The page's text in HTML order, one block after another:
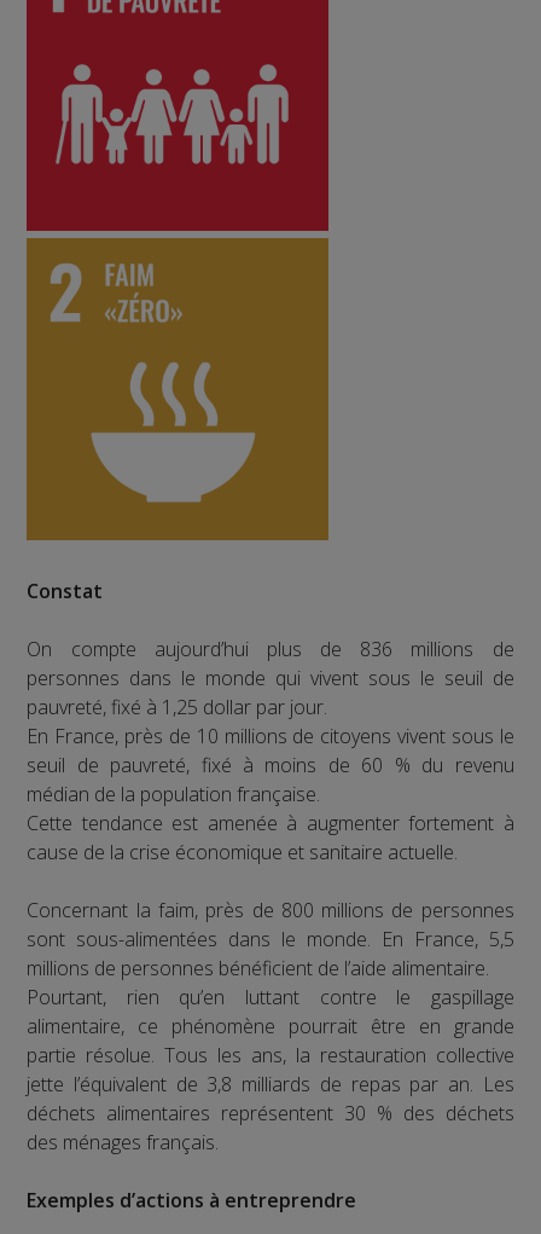
Constat
On compte aujourd’hui plus de 836 millions de
personnes dans le monde qui vivent sous le seuil de
pauvreté, fixé à 1,25 dollar par jour.
En France, près de 10 millions de citoyens vivent sous le
seuil de pauvreté, fixé à moins de 60 % du revenu
médian de la population française.
Cette tendance est amenée à augmenter fortement à
cause de la crise économique et sanitaire actuelle.
Concernant la faim, près de 800 millions de personnes
sont sous-alimentées dans le monde. En France, 5,5
millions de personnes bénéficient de l’aide alimentaire.
Pourtant, rien qu’en luttant contre le gaspillage
alimentaire, ce phénomène pourrait être en grande
partie résolue. Tous les ans, la restauration collective
jette l’équivalent de 3,8 milliards de repas par an. Les
déchets alimentaires représentent 30 % des déchets
des ménages français.
Exemples d’actions à entreprendre